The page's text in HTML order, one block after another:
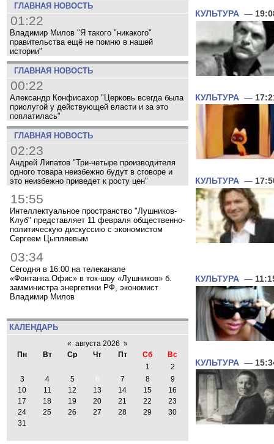
ГЛАВНАЯ НОВОСТЬ
01:22
Владимир Милов "Я такого "никакого"
правительства ещё не помню в нашей
истории"
ГЛАВНАЯ НОВОСТЬ
00:22
Александр Конфисахор "Церковь всегда была
прислугой у действующей власти и за это
поплатилась"
ГЛАВНАЯ НОВОСТЬ
02:23
Андрей Липатов "Три-четыре производителя
одного товара неизбежно будут в сговоре и
это неизбежно приведет к росту цен"
15:55
Интеллектуальное пространство "Лушников-
Клуб" представляет 11 февраля общественно-
политическую дискуссию с экономистом
Сергеем Цыпляевым
03:34
Сегодня в 16:00 на телеканале
«Фонтанка.Офис» в ток-шоу «Лушников» б.
замминистра энергетики РФ, экономист
Владимир Милов
КАЛЕНДАРЬ
« августа 2026 »
Пн
Вт Ср Чт Пт Сб
Вс
1
2
3
4 5 6 7 8
9
10
11 12 13 14 15
16
17
18 19 20 21 22
23
24
25 26 27 28 29
30
31
КУЛЬТУРА —
КУЛЬТУРА —
КУЛЬТУРА —
КУЛЬТУРА —
КУЛЬТУРА —